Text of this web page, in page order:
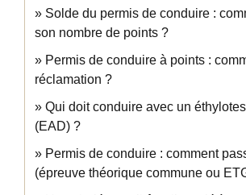
Solde du permis de conduire :
son nombre de points ?
Permis de conduire à points :
réclamation ?
Qui doit conduire avec un
(EAD) ?
Permis de conduire : comment
(épreuve théorique commune ou